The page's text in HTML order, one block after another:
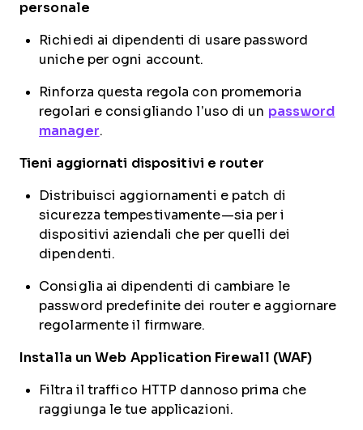
personale
Richiedi ai dipendenti di usare password
uniche per ogni account.
Rinforza questa regola con promemoria
regolari e consigliando l’uso di un password
manager.
Tieni aggiornati dispositivi e router
Distribuisci aggiornamenti e patch di
sicurezza tempestivamente—sia per i
dispositivi aziendali che per quelli dei
dipendenti.
Consiglia ai dipendenti di cambiare le
password predefinite dei router e aggiornare
regolarmente il firmware.
Installa un Web Application Firewall (WAF)
Filtra il traffico HTTP dannoso prima che
raggiunga le tue applicazioni.